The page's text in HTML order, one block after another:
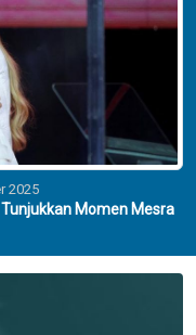
2025
Momen Mesra